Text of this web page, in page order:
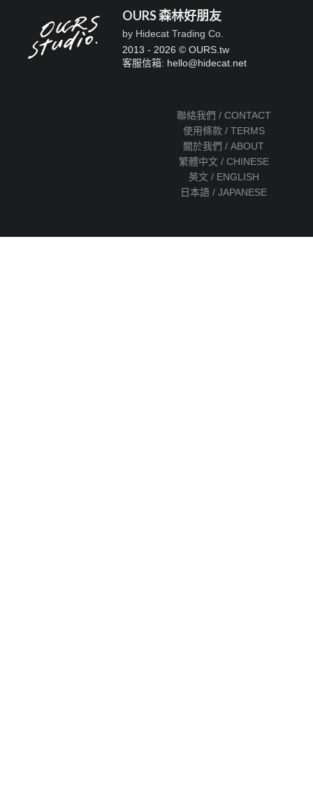
OURS 森林好朋友
by Hidecat Trading Co.
2013 - 2026 © OURS.tw
客服信箱: hello@hidecat.net
聯絡我們 / CONTACT
使用條款 / TERMS
關於我們 / ABOUT
繁體中文 / CHINESE
英文 / ENGLISH
日本語 / JAPANESE